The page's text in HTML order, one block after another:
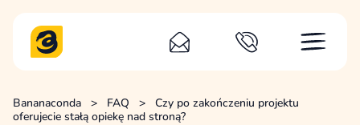
Bananaconda > FAQ >
Czy po zakończeniu projektu
oferujecie stałą opiekę nad stroną?